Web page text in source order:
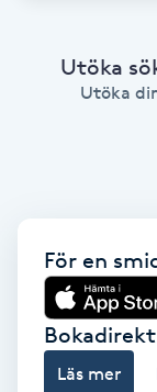
Coachning
Damklippning
Dermapen
Utöka
Utöka
För en
Läs mer